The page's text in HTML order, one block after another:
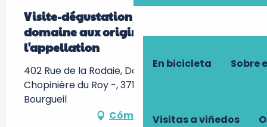
En bicicleta Sobre
Visitas a viñedos
Visite-dégustation : Visite du
domaine aux origines de
l'appellation
402 Rue de la Rodaie, Domaine de la
Chopinière du Roy -, 37140 Saint-Nicolas-de-
Bourgueil
Cómo llegar